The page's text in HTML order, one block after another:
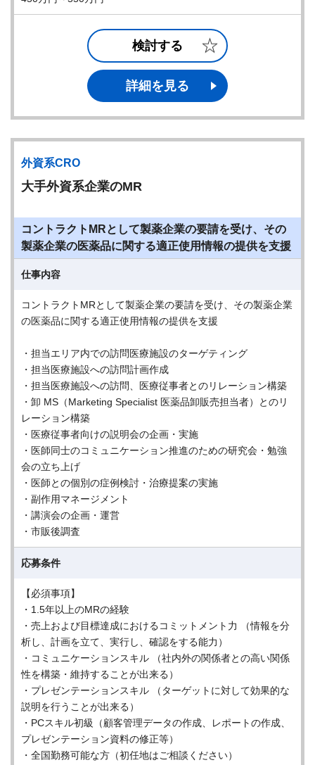
検討する
詳細を見る
外資系CRO
大手外資系企業のMR
コントラクトMRとして製薬企業の要請を受け、その
製薬企業の医薬品に関する適正使用情報の提供を支援
仕事内容
コントラクトMRとして製薬企業の要請を受け、その製薬企業
の医薬品に関する適正使用情報の提供を支援
・担当エリア内での訪問医療施設のターゲティング
・担当医療施設への訪問計画作成
・担当医療施設への訪問、医療従事者とのリレーション構築
・卸 MS（Marketing Specialist 医薬品卸販売担当者）とのリ
レーション構築
・医療従事者向けの説明会の企画・実施
・医師同士のコミュニケーション推進のための研究会・勉強
会の立ち上げ
・医師との個別の症例検討・治療提案の実施
・副作用マネージメント
・講演会の企画・運営
・市販後調査
応募条件
【必須事項】
・1.5年以上のMRの経験
・売上および目標達成におけるコミットメント力 （情報を分
析し、計画を立て、実行し、確認をする能力）
・コミュニケーションスキル （社内外の関係者との高い関係
性を構築・維持することが出来る）
・プレゼンテーションスキル （ターゲットに対して効果的な
説明を行うことが出来る）
・PCスキル初級（顧客管理データの作成、レポートの作成、
プレゼンテーション資料の修正等）
・全国勤務可能な方（初任地はご相談ください）